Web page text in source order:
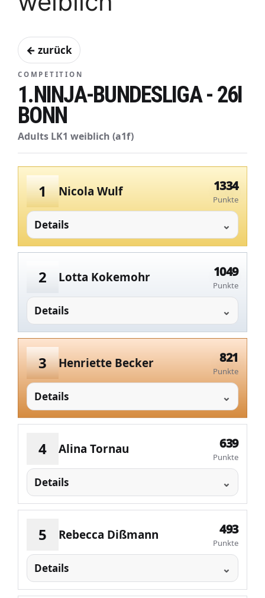
← zurück
COMPETITION
1.NINJA-BUNDESLIGA - 26I
BONN
Adults LK1 weiblich (a1f)
1 Nicola Wulf 1334
Punkte
Details
2 Lotta Kokemohr 1049
Punkte
Details
3 Henriette Becker 821
Punkte
Details
4 Alina Tornau 639
Punkte
Details
5 Rebecca Dißmann 493
Punkte
Details